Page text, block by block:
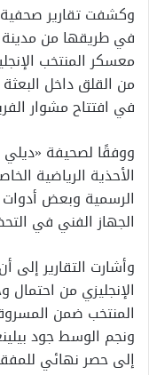
وكشفت تقارير صحفية
في طريقها من مدينة
معسكر المنتخب
من القلق داخل
في افتتاح مشوار
ووفقًا لصحيفة
الأحذية الرياضية
الرسمية وبعض أدوات
الجهاز الفني في
وأشارت التقارير إلى
الإنجليزي من
المنتخب ضمن
ونجم الوسط جود
إلى حصر نهائي